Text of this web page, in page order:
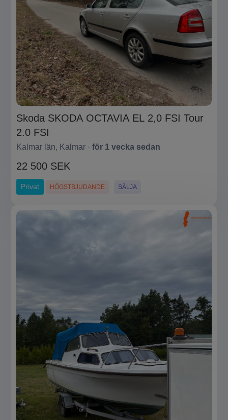
Skoda SKODA OCTAVIA EL 2,0 FSI Tour
2.0 FSI
Kalmar län, Kalmar · för 1 vecka sedan
22 500 SEK
Privat HÖGSTBJUDANDE SÄLJA